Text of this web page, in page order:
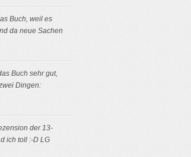
Buch, weil es
da neue Sachen
Buch sehr gut,
Dingen:
der 13-
ich toll :-D LG